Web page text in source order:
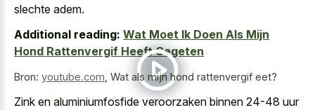
slechte adem.
Additional reading: Wat Moet Ik Doen Als Mijn
Hond Rattenvergif Heeft Gegeten
Bron: youtube.com Wat als mijn hond rattenvergif eet?
Zink en aluminiumfosfide veroorzaken binnen 24-48 uur